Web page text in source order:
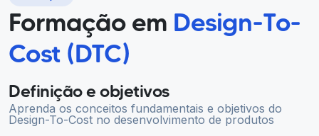
Formação em Design-To-
Cost (DTC)
Definição e objetivos
Aprenda os conceitos fundamentais e objetivos do
Design-To-Cost no desenvolvimento de produtos